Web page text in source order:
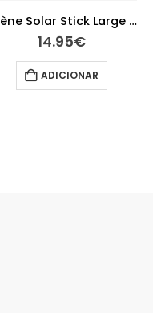
Avène Solar Stick Large 50+ 8g
14.95€
ADICIONAR